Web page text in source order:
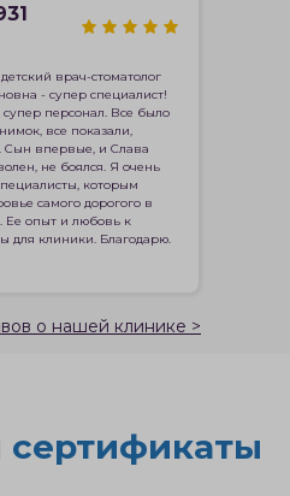
о нашей клинике >
врач-стоматолог
- супер специалист!
персонал. Все было
все показали,
Сын впервые, и Слава
не боялся. Я очень
которым
самого дорогого в
Ее опыт и любовь к
для клиники. Благодарю.